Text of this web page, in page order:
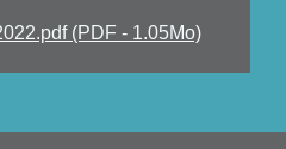
(PDF - 1.05Mo)